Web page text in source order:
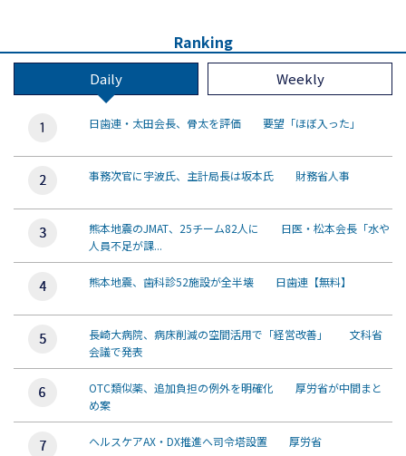
Ranking
Daily Weekly
日歯連・太田会長、骨太を評価 要望「ほぼ入った」
事務次官に宇波氏、主計局長は坂本氏 財務省人事
熊本地震のJMAT、25チーム82人に 日医・松本会長「水や
人員不足が課...
熊本地震、歯科診52施設が全半壊 日歯連【無料】
長崎大病院、病床削減の空間活用で「経営改善」 文科省
会議で発表
OTC類似薬、追加負担の例外を明確化 厚労省が中間まと
め案
ヘルスケアAX・DX推進へ司令塔設置 厚労省